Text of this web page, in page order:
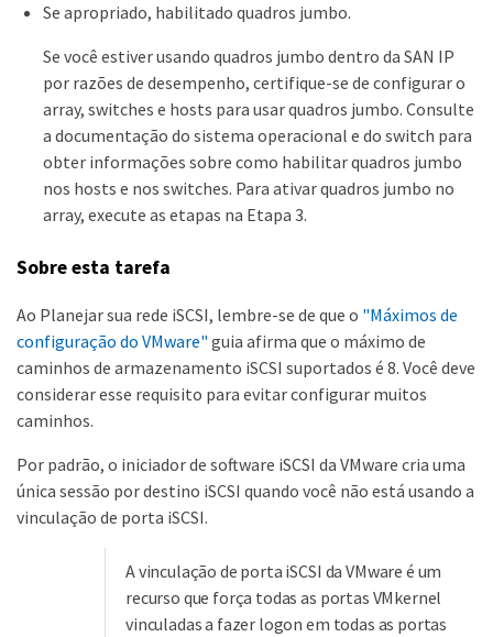
Se apropriado, habilitado quadros jumbo.
Se você estiver usando quadros jumbo dentro da SAN IP
por razões de desempenho, certifique-se de configurar o
array, switches e hosts para usar quadros jumbo. Consulte
a documentação do sistema operacional e do switch para
obter informações sobre como habilitar quadros jumbo
nos hosts e nos switches. Para ativar quadros jumbo no
array, execute as etapas na Etapa 3.
Sobre esta tarefa
Ao Planejar sua rede iSCSI, lembre-se de que o "Máximos de
configuração do VMware" guia afirma que o máximo de
caminhos de armazenamento iSCSI suportados é 8. Você deve
considerar esse requisito para evitar configurar muitos
caminhos.
Por padrão, o iniciador de software iSCSI da VMware cria uma
única sessão por destino iSCSI quando você não está usando a
vinculação de porta iSCSI.
A vinculação de porta iSCSI da VMware é um
recurso que força todas as portas VMkernel
vinculadas a fazer logon em todas as portas